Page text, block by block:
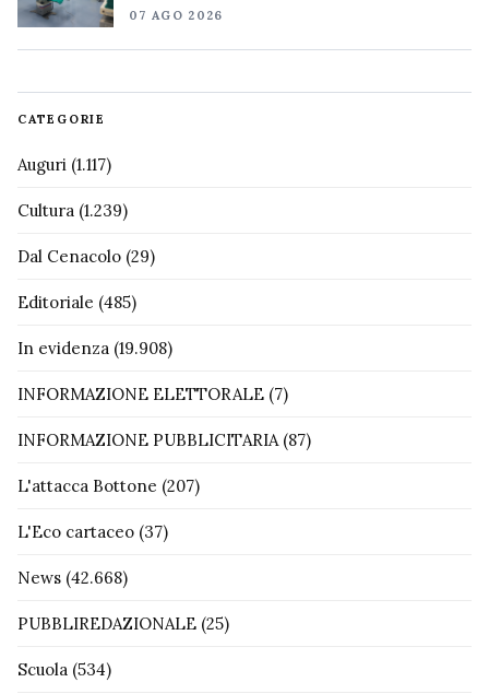
07 AGO 2026
CATEGORIE
Auguri (1.117)
Cultura (1.239)
Dal Cenacolo (29)
Editoriale (485)
In evidenza (19.908)
INFORMAZIONE ELETTORALE (7)
INFORMAZIONE PUBBLICITARIA(87)
L'attacca Bottone (207)
L'Eco cartaceo (37)
News (42.668)
PUBBLIREDAZIONALE (25)
Scuola (534)